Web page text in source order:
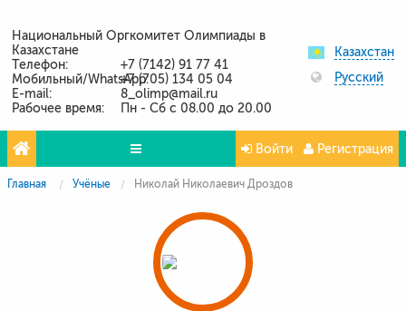
Национальный Оргкомитет Олимпиады в
Казахстане
Телефон:
+7 (7142) 91 77 41
Мобильный/WhatsApp:+7 (705) 134 05 04
E-mail:
8_olimp@mail.ru
Рабочее время:
Пн - Сб с 08.00 до 20.00
Казахстан
Русский
Олимпиады
Войти Регистрация
Главная Учёные Николай Николаевич Дроздов